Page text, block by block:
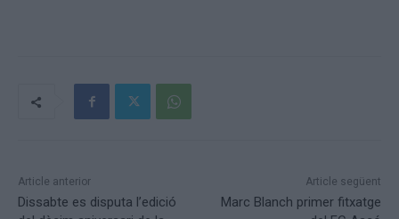
Article anterior
Dissabte es disputa l’edició
Article següent
Marc Blanch primer fitxatge